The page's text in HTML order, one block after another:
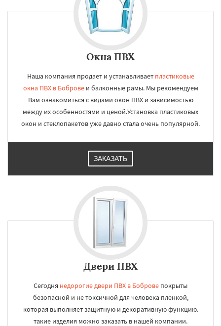
Окна ПВХ
Наша компания продает и устанавливает пластиковые
окна ПВХ в Бобровеи балконные рамы. Мы рекомендуем
Вам ознакомиться с видами окон ПВХ и зависимостью
между их особенностями и ценой.Установка пластиковых
окон и стеклопакетов уже давно стала очень популярной.
ЗАКАЗАТЬ
Двери ПВХ
Сегодня недорогие двери ПВХ в Боброве покрыты
безопасной и не токсичной для человека пленкой,
которая выполняет защитную и декоративную функцию.
такие изделия можно заказать в нашей компании.